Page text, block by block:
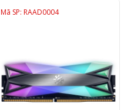
Mã SP: RAAD0004